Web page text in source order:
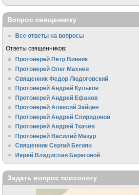
Вопрос священнику
Все ответы на вопросы
Ответы священников:
Протоиерей Пётр Винник
Протоиерей Олег Махнёв
Священник Федор Людоговский
Протоиерей Андрей Кульков
Протоиерей Андрей Ефанов
Протоиерей Алексий Зайцев
Протоиерей Андрей Спиридонов
Протоиерей Андрей Ткачёв
Протоиерей Василий Мазур
Священник Сергий Бегиян
Иерей Владислав Береговой
Задать вопрос психологу